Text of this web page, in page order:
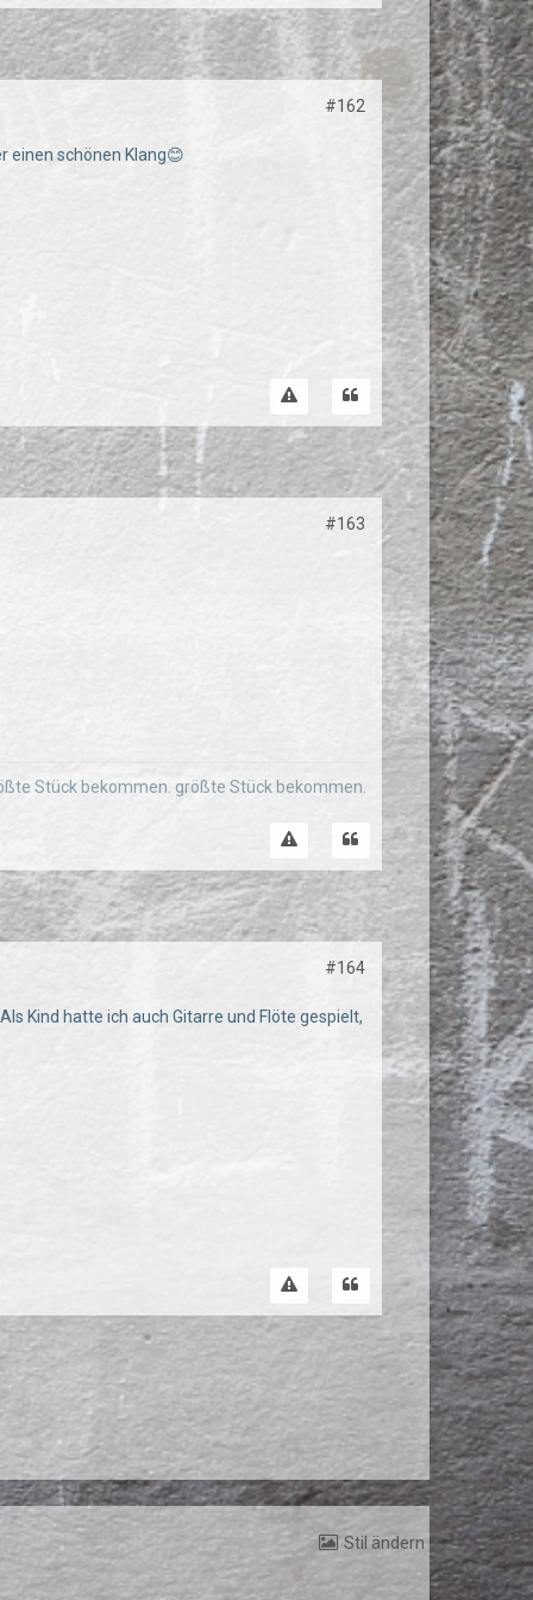
#162
einen schönen Klang😊
#163
Stück bekommen. größte Stück bekommen.
#164
Kind hatte ich auch Gitarre und Flöte gespielt,
Stil ändern